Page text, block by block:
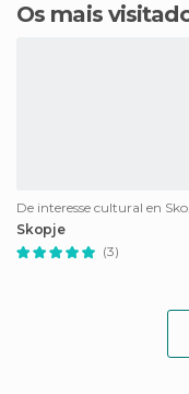
Os mais
Skopje
(3)